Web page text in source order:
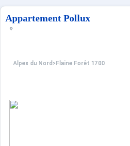
Appartement Pollux
Alpes du Nord > Flaine Forêt 1700